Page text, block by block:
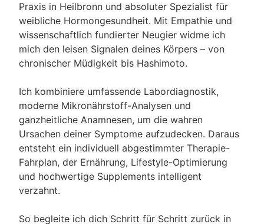
Praxis in Heilbronn und absoluter Spezialist für
weibliche Hormongesundheit. Mit Empathie und
wissenschaftlich fundierter Neugier widme ich
mich den leisen Signalen deines Körpers – von
chronischer Müdigkeit bis Hashimoto.
Ich kombiniere umfassende Labordiagnostik,
moderne Mikronährstoff-Analysen und
ganzheitliche Anamnesen, um die wahren
Ursachen deiner Symptome aufzudecken. Daraus
entsteht ein individuell abgestimmter Therapie-
Fahrplan, der Ernährung, Lifestyle-Optimierung
und hochwertige Supplements intelligent
verzahnt.
So begleite ich dich Schritt für Schritt zurück in